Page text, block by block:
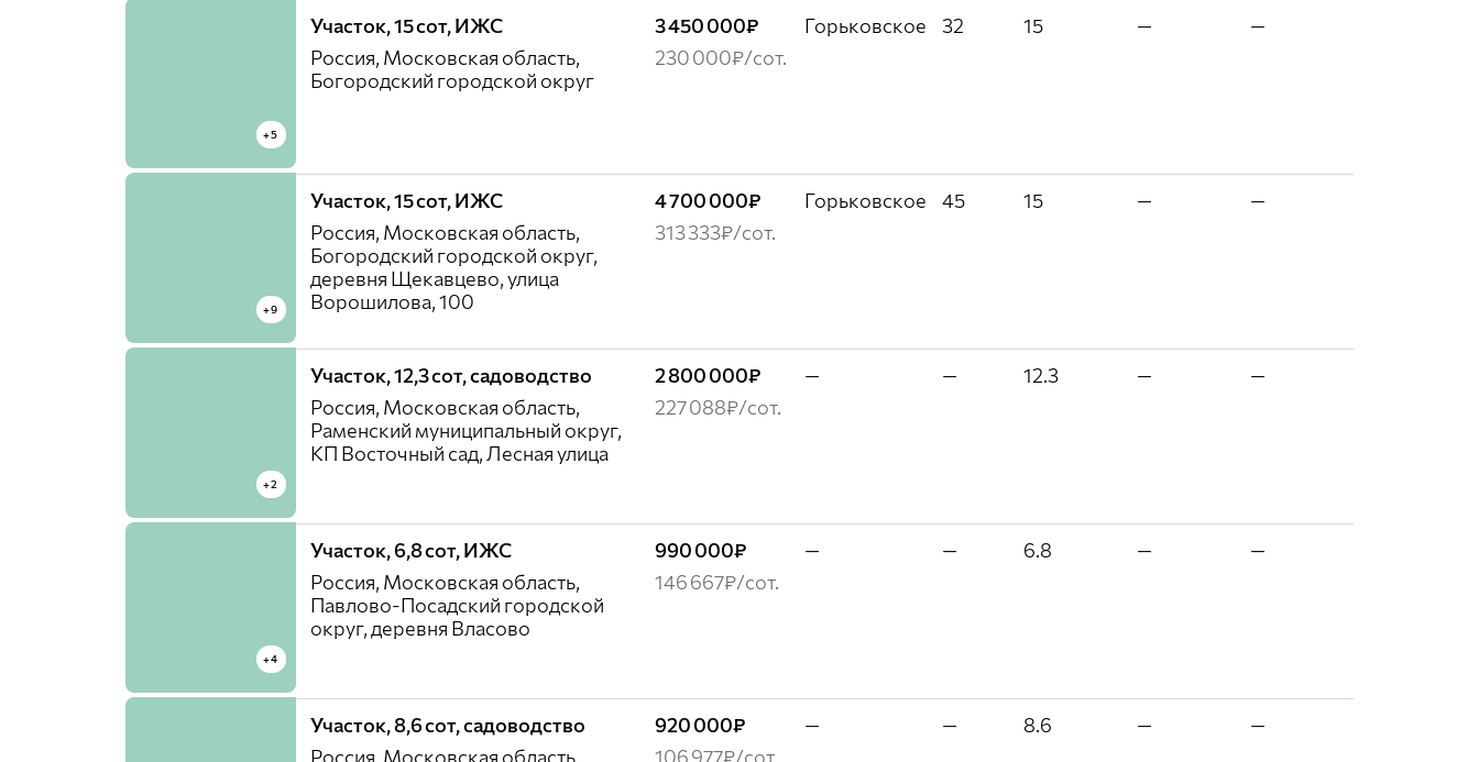
+5
Участок, 15 сот, ИЖС
Россия, Московская область,
Богородский городской округ
3 450 000₽
230 000₽/сот.
Горьковское 32 15 — —
+9
Участок, 15 сот, ИЖС
Россия, Московская область,
Богородский городской округ,
деревня Щекавцево, улица
Ворошилова, 100
4 700 000₽
313 333₽/сот.
Горьковское 45 15 — —
+2
Участок, 12,3 сот, садоводство
Россия, Московская область,
Раменский муниципальный округ,
КП Восточный cад, Лесная улица
2 800 000₽
227 088₽/сот.
— — 12.3 — —
+4
Участок, 6,8 сот, ИЖС
Россия, Московская область,
Павлово-Посадский городской
округ, деревня Власово
990 000₽
146 667₽/сот.
— — 6.8 — —
Участок, 8,6 сот, садоводство
Россия, Московская область,
920 000₽
106 977₽/сот.
— — 8.6 — —